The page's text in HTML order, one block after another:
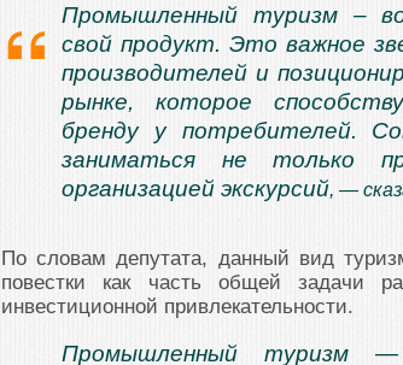
Промышленный туризм –
свой продукт. Это важное
производителей и
рынке, которое
бренду у потребителей.
заниматься не только
организацией экскурсий, —
По словам депутата, данный вид
повестки как часть общей задачи
инвестиционной привлекательности.
Промышленный туризм